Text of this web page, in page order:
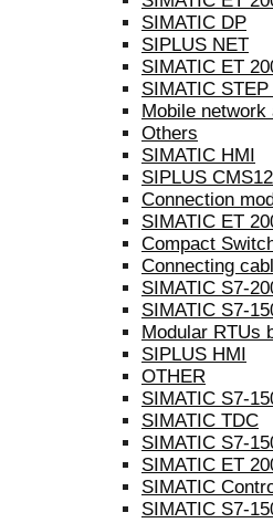
SIMATIC DP
SIPLUS NET
SIMATIC ET
SIMATIC STEP
Mobile network
Others
SIMATIC HMI
SIPLUS
Connection
SIMATIC ET
Compact
Connecting
SIMATIC S7-
SIMATIC S7-
Modular RTUs
SIPLUS HMI
OTHER
SIMATIC S7-
SIMATIC TDC
SIMATIC S7-
SIMATIC ET
SIMATIC
SIMATIC S7-